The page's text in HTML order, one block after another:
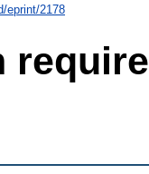
eprint/2178